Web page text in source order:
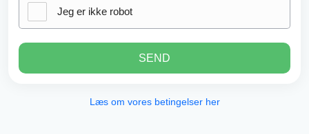
Jeg er ikke robot
SEND
Læs om vores betingelser her